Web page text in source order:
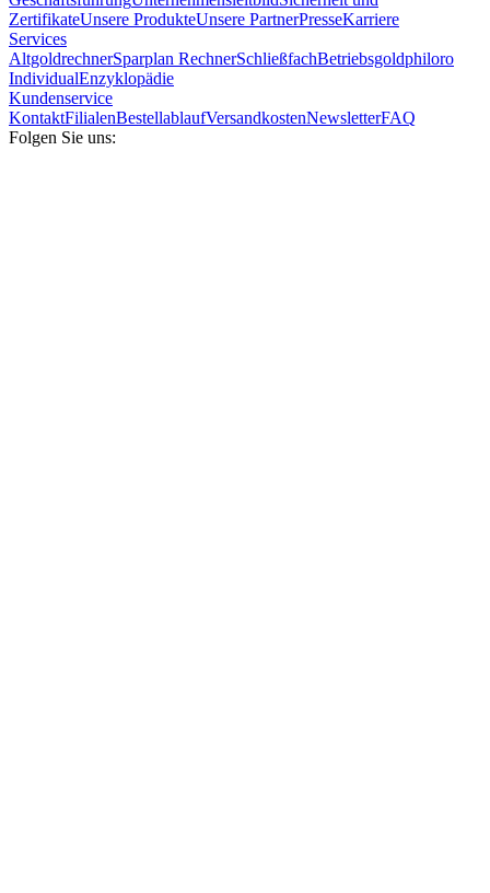
ZertifikateUnsere ProdukteUnsere PartnerPresseKarriere
Services
AltgoldrechnerSparplan RechnerSchließfachBetriebsgoldphiloro
IndividualEnzyklopädie
Kundenservice
KontaktFilialenBestellablaufVersandkostenNewsletterFAQ
Folgen Sie uns: